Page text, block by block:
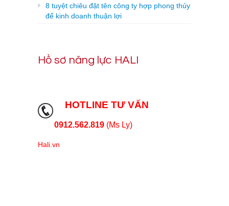
8 tuyệt chiêu đặt tên công ty hợp phong thủy
để kinh doanh thuận lợi
Hồ sơ năng lực HALI
HOTLINE TƯ VẤN
0912.562.819 (Ms Ly)
Hali.vn